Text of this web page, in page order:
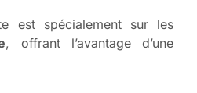
est spécialement sur les
, offrant l’avantage d’une